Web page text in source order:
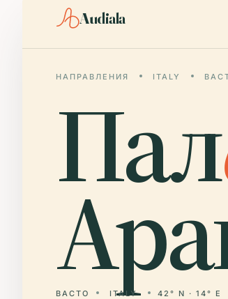
Audiala
НАПРАВЛЕНИЯ ITALY
Пал
ВАСТО ITALY 42° N · 14° E